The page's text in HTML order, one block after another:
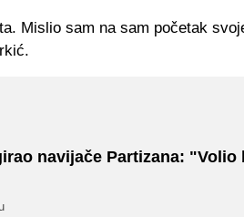
Mislio sam na sam početak
navijače Partizana: "Volio